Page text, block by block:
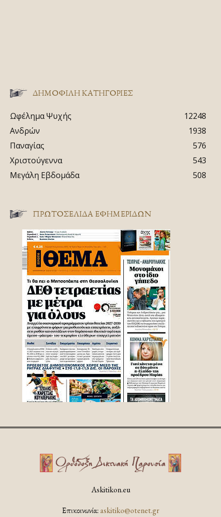
ΔΗΜΟΦΙΛΗ ΚΑΤΗΓΟΡΙΕΣ
Ωφέλημα Ψυχής
12248
Ανδρών
1938
Παναγίας
576
Χριστούγεννα
543
Μεγάλη Εβδομάδα
508
ΠΡΩΤΟΣΈΛΙΔΑ ΕΦΗΜΕΡΊΔΩΝ
Askitikon.eu
Επικοινωνία:askitiko@otenet.gr